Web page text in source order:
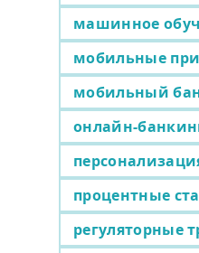
машинное
мобильные
мобильный
онлайн-
процентные
регуляторные